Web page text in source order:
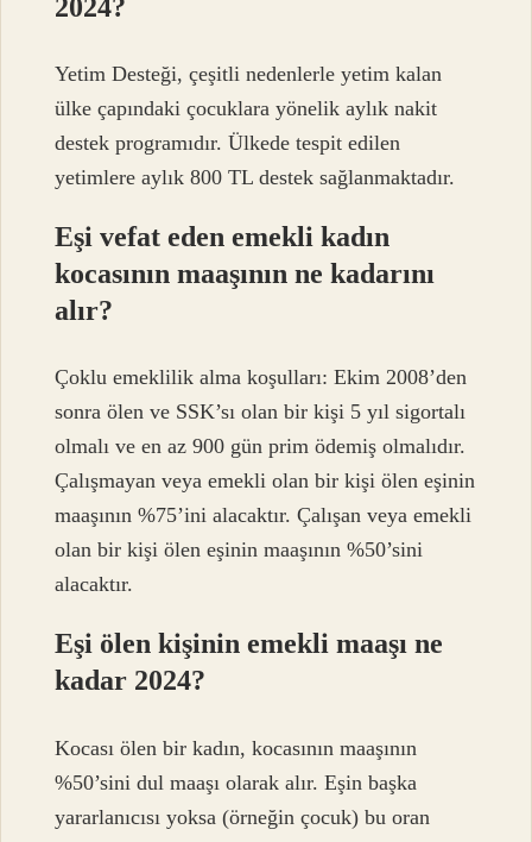
2024?
Yetim Desteği, çeşitli nedenlerle yetim kalan
ülke çapındaki çocuklara yönelik aylık nakit
destek programıdır. Ülkede tespit edilen
yetimlere aylık 800 TL destek sağlanmaktadır.
Eşi vefat eden emekli kadın
kocasının maaşının ne kadarını
alır?
Çoklu emeklilik alma koşulları: Ekim 2008’den
sonra ölen ve SSK’sı olan bir kişi 5 yıl sigortalı
olmalı ve en az 900 gün prim ödemiş olmalıdır.
Çalışmayan veya emekli olan bir kişi ölen eşinin
maaşının %75’ini alacaktır. Çalışan veya emekli
olan bir kişi ölen eşinin maaşının %50’sini
alacaktır.
Eşi ölen kişinin emekli maaşı ne
kadar 2024?
Kocası ölen bir kadın, kocasının maaşının
%50’sini dul maaşı olarak alır. Eşin başka
yararlanıcısı yoksa (örneğin çocuk) bu oran